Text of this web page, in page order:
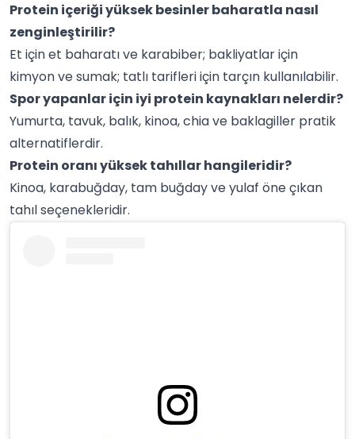
Protein içeriği yüksek besinler baharatla nasıl
zenginleştirilir?
Et için et baharatı ve karabiber; bakliyatlar için
kimyon ve sumak; tatlı tarifleri için tarçın kullanılabilir.
Spor yapanlar için iyi protein kaynakları nelerdir?
Yumurta, tavuk, balık, kinoa, chia ve baklagiller pratik
alternatiflerdir.
Protein oranı yüksek tahıllar hangileridir?
Kinoa, karabuğday, tam buğday ve yulaf öne çıkan
tahıl seçenekleridir.